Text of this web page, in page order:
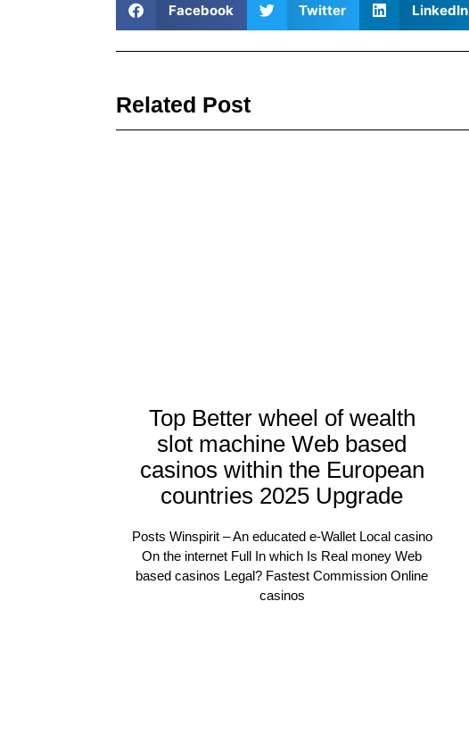
Facebook Twitter LinkedIn
Related Post
Top Better wheel of wealth
slot machine Web based
casinos within the European
countries 2025 Upgrade
Posts Winspirit – An educated e-Wallet Local casino
On the internet Full In which Is Real money Web
based casinos Legal? Fastest Commission Online
casinos